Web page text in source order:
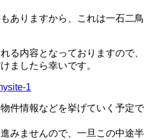
ありますから、これは一石二鳥
る内容となっておりますので、
ましたら幸いです。
1
件情報などを挙げていく予定で
みませんので、一旦この中途半